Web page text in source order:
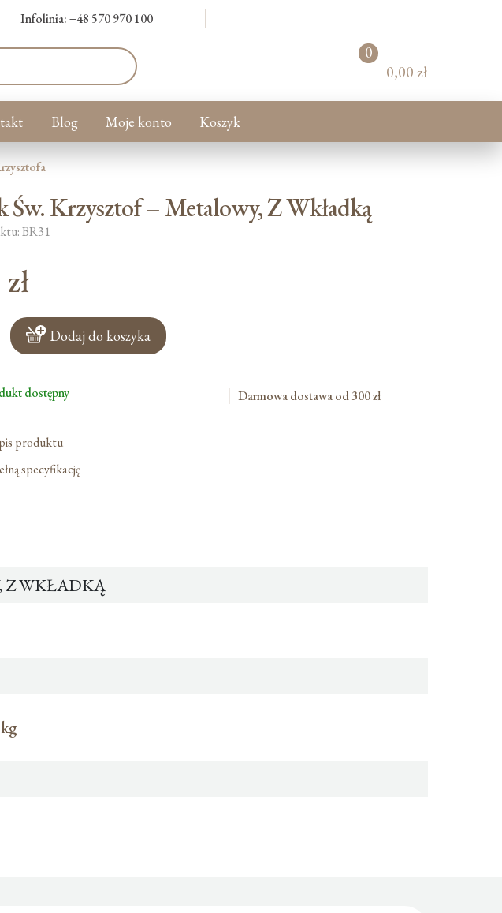
Infolinia: +48 570 970 100
0
pr
uk
w
0,00 zł
Blog Moje konto Koszyk
Św. Krzysztof – Metalowy, Z Wkładką
BR31
zł
Dodaj do koszyka
dostępny Darmowa dostawa od 300 zł
produktu
specyfikację
Z WKŁADKĄ